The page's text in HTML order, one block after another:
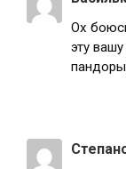
Ох
эту